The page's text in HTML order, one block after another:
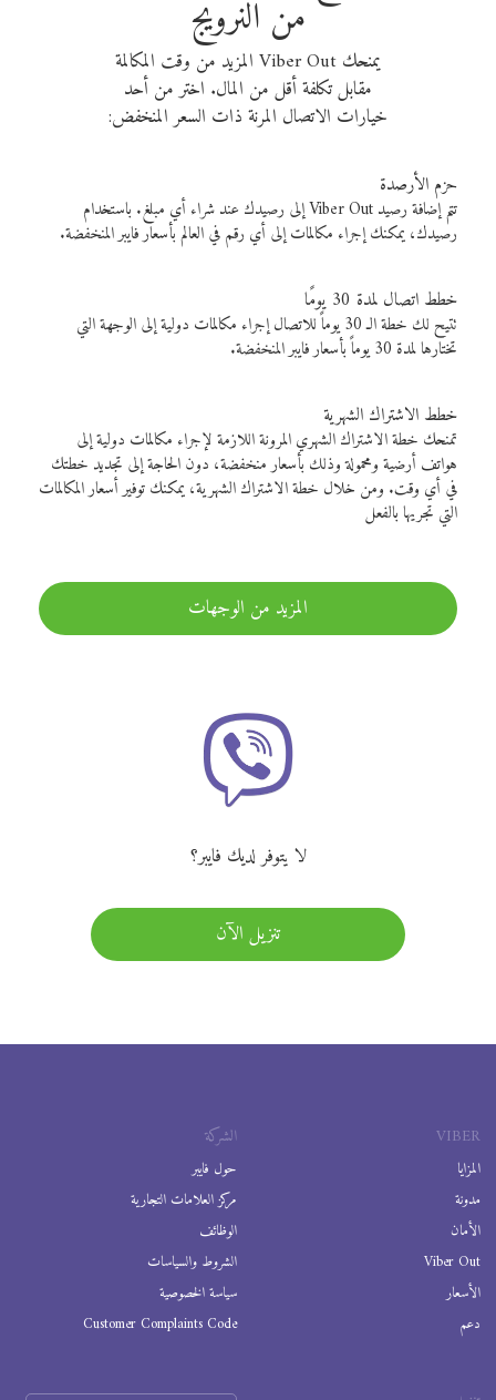
من النرويج
يمنحك Viber Out المزيد من وقت المكالمة
مقابل تكلفة أقل من المال. اختر من أحد
خيارات الاتصال المرنة ذات السعر المنخفض:
حزم الأرصدة
تتم إضافة رصيد Viber Out إلى رصيدك عند شراء أي مبلغ. باستخدام
رصيدك، يمكنك إجراء مكالمات إلى أي رقم في العالم بأسعار فايبر المنخفضة.
خطط اتصال لمدة 30 يومًا
تتيح لك خطة الـ 30 يوماً للاتصال إجراء مكالمات دولية إلى الوجهة التي
تختارها لمدة 30 يوماً بأسعار فايبر المنخفضة.
خطط الاشتراك الشهرية
تمنحك خطة الاشتراك الشهري المرونة اللازمة لإجراء مكالمات دولية إلى
هواتف أرضية ومحمولة وذلك بأسعار منخفضة، دون الحاجة إلى تجديد خطتك
في أي وقت. ومن خلال خطة الاشتراك الشهرية، يمكنك توفير أسعار المكالمات
التي تجريها بالفعل
المزيد من الوجهات
لا يتوفر لديك فايبر؟
تنزيل الآن
VIBER
المزايا
مدونة
الأمان
Viber Out
الأسعار
دعم
الشركة
حول فايبر
مركز العلامات التجارية
الوظائف
الشروط والسياسات
سياسة الخصوصية
Customer Complaints Code